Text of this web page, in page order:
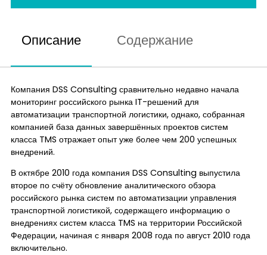
Описание Содержание
Компания DSS Consulting сравнительно недавно начала
мониторинг российского рынка IT-решений для
автоматизации транспортной логистики, однако, собранная
компанией база данных завершённых проектов систем
класса TMS отражает опыт уже более чем 200 успешных
внедрений.
В октябре 2010 года компания DSS Consulting выпустила
второе по счёту обновление аналитического обзора
российского рынка систем по автоматизации управления
транспортной логистикой, содержащего информацию о
внедрениях систем класса TMS на территории Российской
Федерации, начиная с января 2008 года по август 2010 года
включительно.